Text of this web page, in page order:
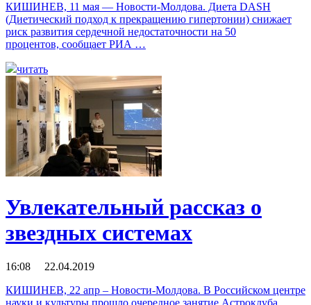
КИШИНЕВ, 11 мая — Новости-Молдова. Диета DASH
(Диетический подход к прекращению гипертонии) снижает
риск развития сердечной недостаточности на 50
процентов, сообщает РИА …
читать
Увлекательный рассказ о
звездных системах
16:08 22.04.2019
КИШИНЕВ, 22 апр – Новости-Молдова. В Российском центре
науки и культуры прошло очередное занятие Астроклуба